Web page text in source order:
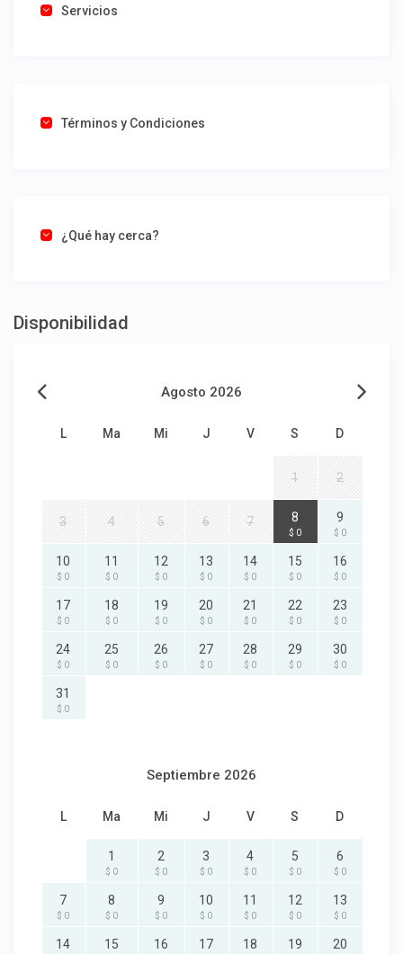
Servicios
Términos y Condiciones
¿Qué hay cerca?
Disponibilidad
Agosto 2026
L Ma Mi J V S D
1 2
3 4 5 6 7 8
$ 0
9
$ 0
10
$ 0
11
$ 0
12
$ 0
13
$ 0
14
$ 0
15
$ 0
16
$ 0
17
$ 0
18
$ 0
19
$ 0
20
$ 0
21
$ 0
22
$ 0
23
$ 0
24
$ 0
25
$ 0
26
$ 0
27
$ 0
28
$ 0
29
$ 0
30
$ 0
31
$ 0
Septiembre 2026
L Ma Mi J V S D
1
$ 0
2
$ 0
3
$ 0
4
$ 0
5
$ 0
6
$ 0
7
$ 0
8
$ 0
9
$ 0
10
$ 0
11
$ 0
12
$ 0
13
$ 0
14 15 16 17 18 19 20